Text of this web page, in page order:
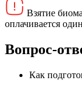
Взятие
оплачивается
Вопрос-
Как